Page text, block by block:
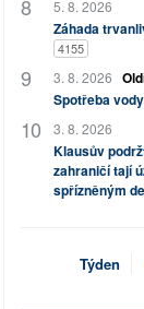
5. 8. 2026
Záhada
4155
3. 8. 2026
Spotřeba
3. 8. 2026
Klausův
zahraničí tají
spřízněným
Týden